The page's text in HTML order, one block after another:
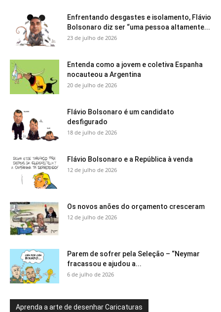
Enfrentando desgastes e isolamento, Flávio
Bolsonaro diz ser “uma pessoa altamente...
23 de julho de 2026
Entenda como a jovem e coletiva Espanha
nocauteou a Argentina
20 de julho de 2026
Flávio Bolsonaro é um candidato
desfigurado
18 de julho de 2026
Flávio Bolsonaro e a República à venda
12 de julho de 2026
Os novos anões do orçamento cresceram
12 de julho de 2026
Parem de sofrer pela Seleção – “Neymar
fracassou e ajudou a...
6 de julho de 2026
Aprenda a arte de desenhar Caricaturas